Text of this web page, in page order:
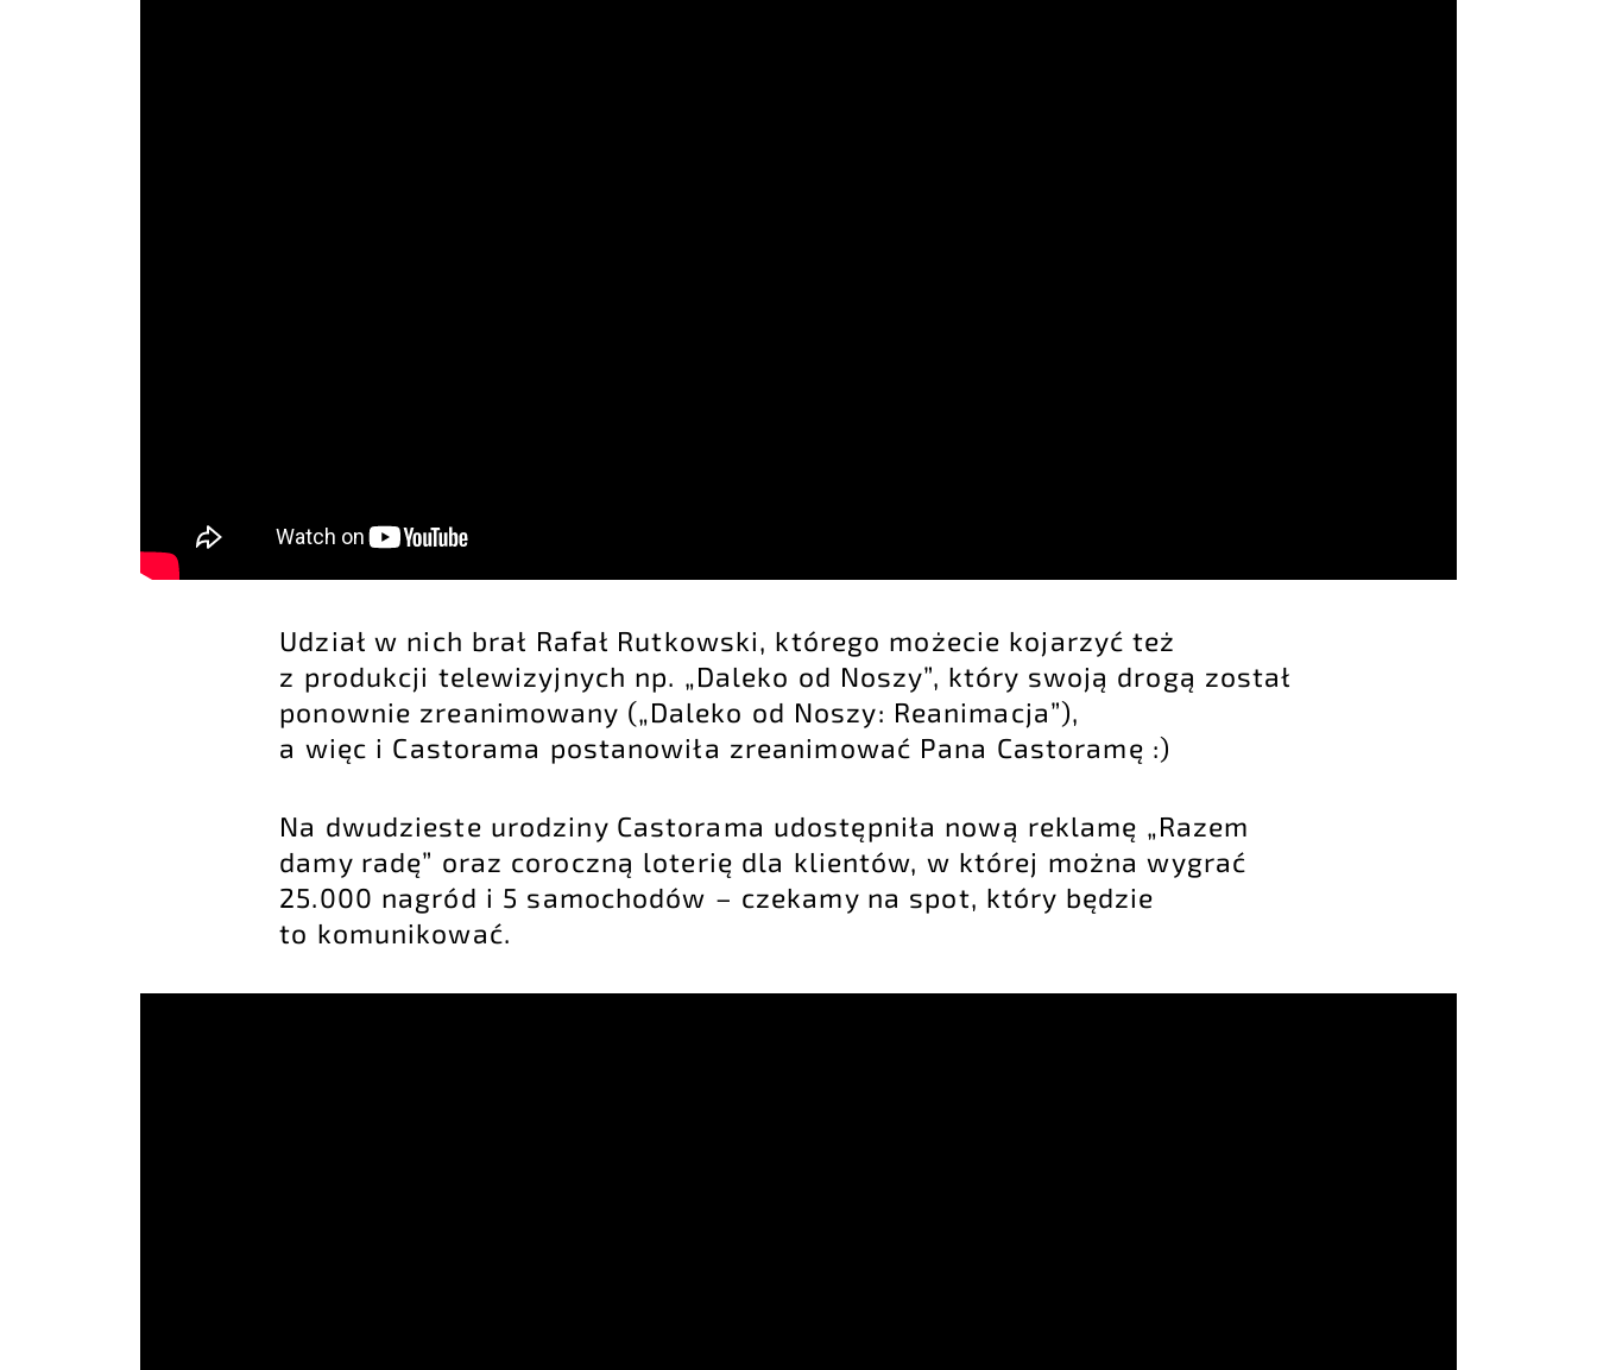
Udział w nich brał Rafał Rutkowski, którego możecie kojarzyć też
z produkcji telewizyjnych np. „Daleko od Noszy”, który swoją drogą został
ponownie zreanimowany („Daleko od Noszy: Reanimacja”),
a więc i Castorama postanowiła zreanimować Pana Castoramę :)
Na dwudzieste urodziny Castorama udostępniła nową reklamę „Razem
damy radę” oraz coroczną loterię dla klientów, w której można wygrać
25.000 nagród i 5 samochodów – czekamy na spot, który będzie
to komunikować.